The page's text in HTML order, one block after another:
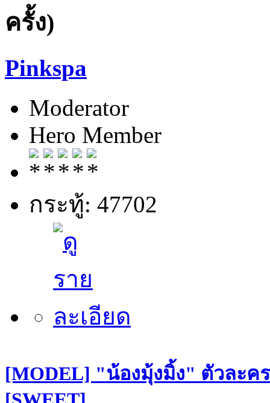
ครั้ง)
Pinkspa
Moderator
Hero Member
กระทู้: 47702
[MODEL] "น้องมุ้งมิ้ง" ตัวละค